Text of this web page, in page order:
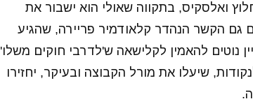
ואלסקיס, בתקווה שאולי הוא ישבור את
גם הקשר הנהדר קלאודמיר פריירה, שהגיע
נוטים להאמין לקלישאה ש'לדרבי חוקים משלו'
שיעלו את מורל הקבוצה ובעיקר, יחזירו